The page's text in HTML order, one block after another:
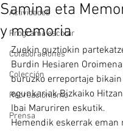
Actividades
Programa escolar
Colaboraciones
Colección
Recreacionismo
Prensa
Samina eta
y memoria
Zuekin guztiokin
Burdin Hesiaren
buruzko erreportaje bikain
egunkariak Bizkaiko
Ibai Maruriren eskutik.
Hemendik eskerrak eman